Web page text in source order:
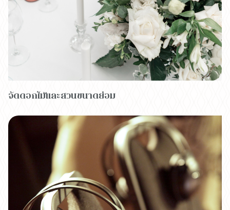
จัดดอกไม้และสวนขนาดย่อม